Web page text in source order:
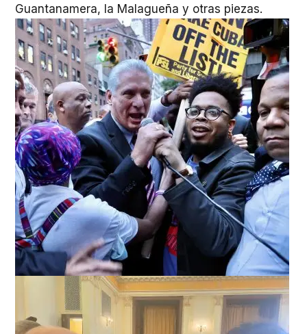
Guantanamera, la Malagueña y otras piezas.